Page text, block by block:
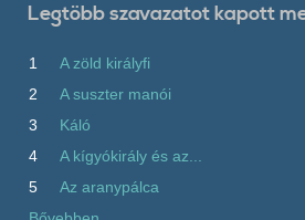
Legtöbb szavazatot kapott
1
A zöld királyfi
2
A suszter manói
3
Káló
4
A kígyókirály és az...
5
Az aranypálca